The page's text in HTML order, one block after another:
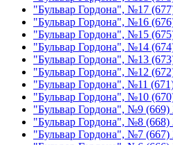
"Бульвар Гордона", №17
"Бульвар Гордона", №16
"Бульвар Гордона", №15
"Бульвар Гордона", №14
"Бульвар Гордона", №13
"Бульвар Гордона", №12
"Бульвар Гордона", №11
"Бульвар Гордона", №10
"Бульвар Гордона", №9 (669)
"Бульвар Гордона", №8 (668)
"Бульвар Гордона", №7 (667)